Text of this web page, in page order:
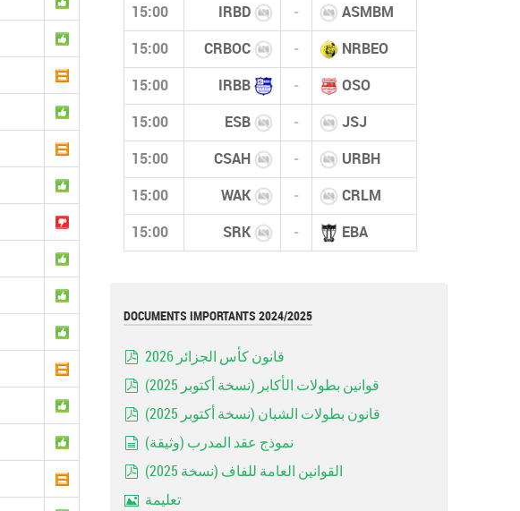
15:00 IRBD - ASMBM
15:00 CRBOC - NRBEO
15:00 IRBB - OSO
15:00 ESB - JSJ
15:00 CSAH - URBH
15:00 WAK - CRLM
15:00 SRK - EBA
DOCUMENTS IMPORTANTS 2024/2025
قانون كأس الجزائر 2026
pdf
قوانين بطولات الأكابر (نسخة أكتوبر 2025)
pdf
قانون بطولات الشبان (نسخة أكتوبر 2025)
document
نموذج عقد المدرب (وثيقة)
pdf
القوانين العامة للفاف (نسخة 2025)
تعليمة